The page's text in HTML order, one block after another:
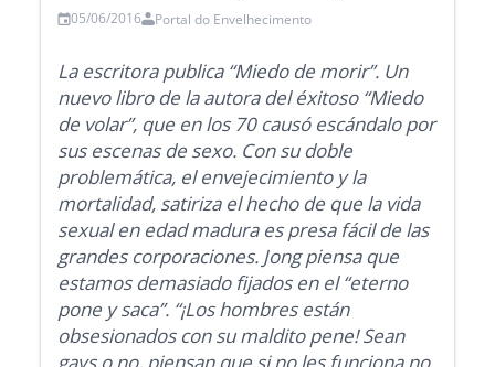
05/06/2016 Portal do Envelhecimento
La escritora publica “Miedo de morir”. Un
nuevo libro de la autora del éxitoso “Miedo
de volar”, que en los 70 causó escándalo por
sus escenas de sexo. Con su doble
problemática, el envejecimiento y la
mortalidad, satiriza el hecho de que la vida
sexual en edad madura es presa fácil de las
grandes corporaciones. Jong piensa que
estamos demasiado fijados en el “eterno
pone y saca”. “¡Los hombres están
obsesionados con su maldito pene! Sean
gays o no, piensan que si no les funciona no